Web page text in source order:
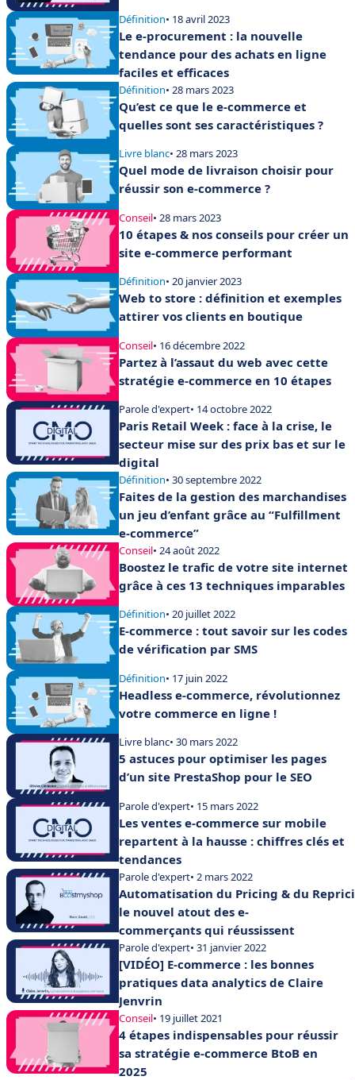
Définition• 18 avril 2023
Le e-procurement : la nouvelle
tendance pour des achats en ligne
faciles et efficaces
Définition• 28 mars 2023
Qu’est ce que le e-commerce et
quelles sont ses caractéristiques ?
Livre blanc• 28 mars 2023
Quel mode de livraison choisir pour
réussir son e-commerce ?
Conseil• 28 mars 2023
10 étapes & nos conseils pour créer un
site e-commerce performant
Définition• 20 janvier 2023
Web to store : définition et exemples
attirer vos clients en boutique
Conseil• 16 décembre 2022
Partez à l’assaut du web avec cette
stratégie e-commerce en 10 étapes
Parole d'expert• 14 octobre 2022
Paris Retail Week : face à la crise, le
secteur mise sur des prix bas et sur le
digital
Définition• 30 septembre 2022
Faites de la gestion des marchandises
un jeu d’enfant grâce au “Fulfillment
e-commerce”
Conseil• 24 août 2022
Boostez le trafic de votre site internet
grâce à ces 13 techniques imparables
Définition• 20 juillet 2022
E-commerce : tout savoir sur les codes
de vérification par SMS
Définition• 17 juin 2022
Headless e-commerce, révolutionnez
votre commerce en ligne !
Livre blanc• 30 mars 2022
5 astuces pour optimiser les pages
d’un site PrestaShop pour le SEO
Parole d'expert• 15 mars 2022
Les ventes e-commerce sur mobile
repartent à la hausse : chiffres clés et
tendances
Parole d'expert• 2 mars 2022
Automatisation du Pricing & du
le nouvel atout des e-
commerçants qui réussissent
Parole d'expert• 31 janvier 2022
[VIDÉO] E-commerce : les bonnes
pratiques data analytics de Claire
Jenvrin
Conseil• 19 juillet 2021
4 étapes indispensables pour réussir
sa stratégie e-commerce BtoB en
2025